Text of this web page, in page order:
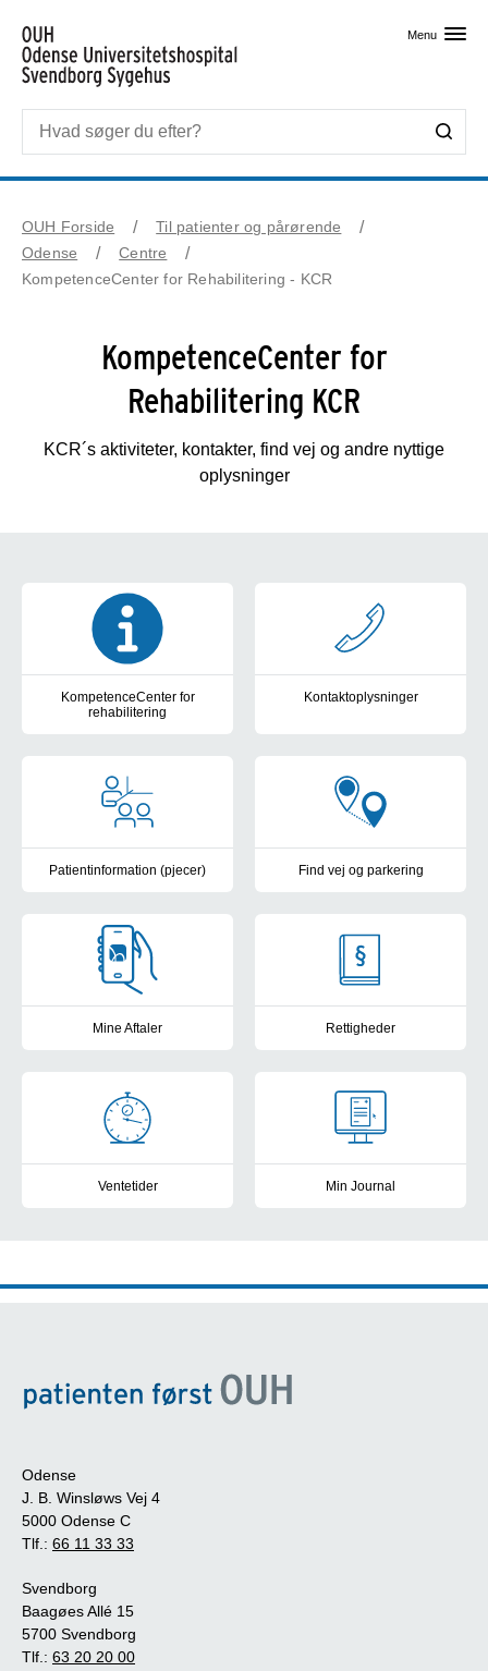
Menu
OUH Forside
Til patienter og pårørende
Odense
Centre
KompetenceCenter for Rehabilitering - KCR
KompetenceCenter for
Rehabilitering KCR
KCR´s aktiviteter, kontakter, find vej og andre nyttige
oplysninger
Tværgående materiale
KompetenceCenter for
rehabilitering
Kontaktoplysninger
Patientinformation (pjecer) Find vej og parkering
Mine Aftaler Rettigheder
Ventetider Min Journal
Odense
J. B. Winsløws Vej 4
5000 Odense C
Tlf.: 66 11 33 33
Svendborg
Baagøes Allé 15
5700 Svendborg
Tlf.: 63 20 20 00